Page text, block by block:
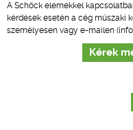
A Schöck elemekkel
kérdések esetén a cég műszaki
személyesen vagy e-mailen
Kérek